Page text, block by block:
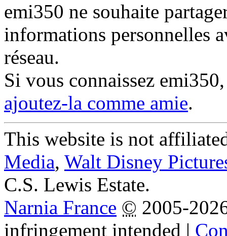
emi350 ne souhaite
informations personnelles
réseau.
Si vous connaissez
ajoutez-la comme amie.
This website is not
Media, Walt Disney
C.S. Lewis Estate.
Narnia France © 2005-
infringement intended |